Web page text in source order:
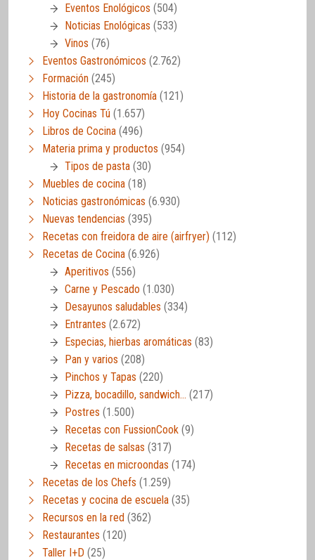
Eventos Enológicos (504)
Noticias Enológicas (533)
Vinos (76)
Eventos Gastronómicos (2.762)
Formación (245)
Historia de la gastronomía (121)
Hoy Cocinas Tú (1.657)
Libros de Cocina (496)
Materia prima y productos (954)
Tipos de pasta (30)
Muebles de cocina (18)
Noticias gastronómicas (6.930)
Nuevas tendencias (395)
Recetas con freidora de aire (airfryer) (112)
Recetas de Cocina (6.926)
Aperitivos (556)
Carne y Pescado (1.030)
Desayunos saludables (334)
Entrantes (2.672)
Especias, hierbas aromáticas (83)
Pan y varios (208)
Pinchos y Tapas (220)
Pizza, bocadillo, sandwich… (217)
Postres (1.500)
Recetas con FussionCook (9)
Recetas de salsas (317)
Recetas en microondas (174)
Recetas de los Chefs (1.259)
Recetas y cocina de escuela (35)
Recursos en la red (362)
Restaurantes (120)
Taller I+D (25)